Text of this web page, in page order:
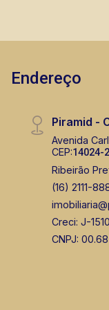
Endereço
Piramid -
Avenida
CEP:14024-
Ribeirão
(16) 2111-
Creci: J-
CNPJ: